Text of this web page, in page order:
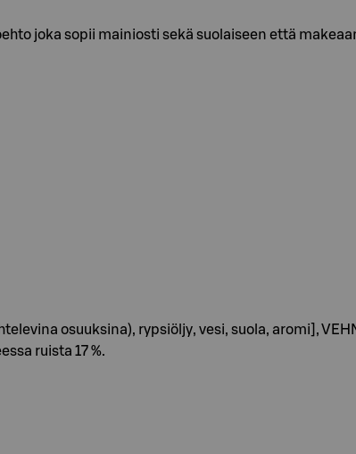
joka sopii mainiosti sekä suolaiseen että
osuuksina), rypsiöljy, vesi, suola, aromi],
ruista 17 %.